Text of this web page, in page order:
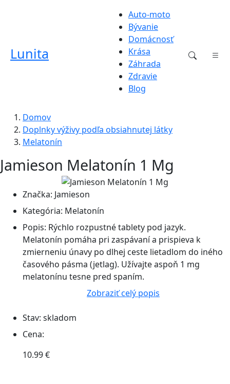
Lunita
Auto-moto
Bývanie
Domácnosť
Krása
Záhrada
Zdravie
Blog
Domov
Doplnky výživy podľa obsiahnutej látky
Melatonín
Jamieson Melatonín 1 Mg
Značka: Jamieson
Kategória: Melatonín
Popis: Rýchlo rozpustné tablety pod jazyk.
Melatonín pomáha pri zaspávaní a prispieva k
zmierneniu únavy po dlhej ceste lietadlom do iného
časového pásma (jetlag). Užívajte aspoň 1 mg
melatonínu tesne pred spaním.
Zobraziť celý popis
Stav: skladom
Cena:
10.99 €